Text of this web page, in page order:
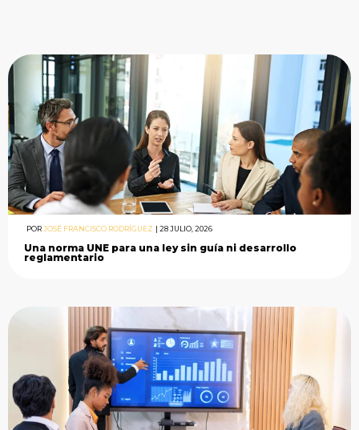
PORJOSÉ FRANCISCO RODRÍGUEZ | 28 JULIO, 2026
Una norma UNE para una ley sin guía ni desarrollo
reglamentario